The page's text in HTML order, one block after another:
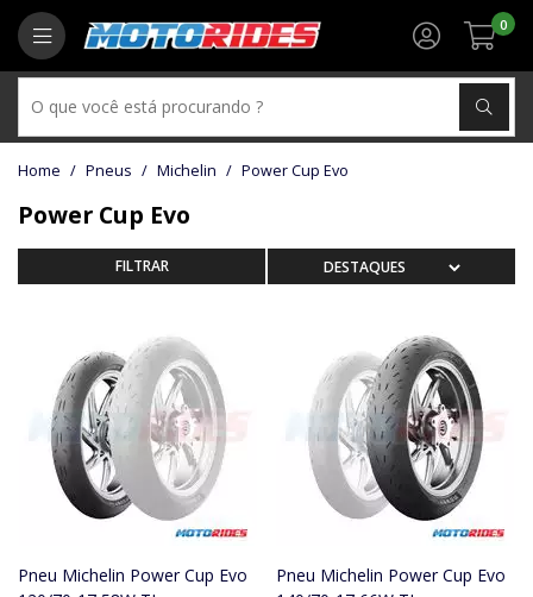
0
Pneus Michelin Power Cup Evo
Power Cup Evo
Pneu Michelin Power Cup Evo
Pneu Michelin Power Cup Evo